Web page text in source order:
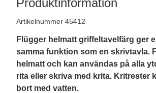
Artikelnummer 45412
Flügger helmatt griffeltavelfärg ger
samma funktion som en skrivtavla.
helmatt och kan användas på alla
rita eller skriva med krita. Kritrester
bort med vatten.